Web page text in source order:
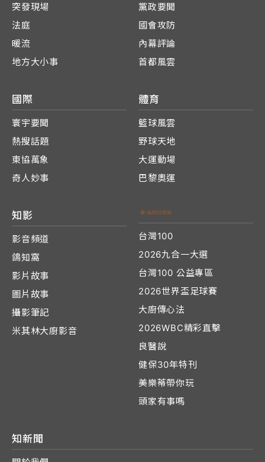
突發現場
法庭
暖流
地方大小事
黨政要聞
國會攻防
內幕評論
首都風雲
國際
寰宇要聞
熱搜話題
東協萬象
奇人妙事
體育
籃球風雲
野球天地
大運動場
巴黎奧運
知影
影音頻道
鴿知窩
影片故事
圖片故事
攝影筆記
米其林大廚影音
台灣100
2026九合一大選
台灣100 公益專區
2026世界盃足球賽
大廚傳心法
2026WBC精彩直擊
良醫說
健保30年特刊
美樂蒂帶你玩
頭家有事嗎
知新聞